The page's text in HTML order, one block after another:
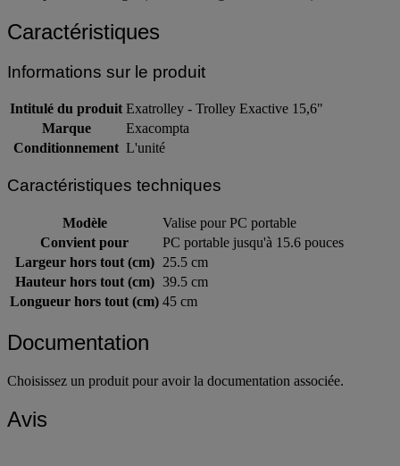
Caractéristiques
Informations sur le produit
Intitulé du produit
Exatrolley - Trolley Exactive 15,6"
Marque
Exacompta
Caractéristiques techniques
Modèle
Valise pour PC portable
Convient pour
PC portable jusqu'à 15.6 pouces
Largeur hors tout (cm)
25.5 cm
Hauteur hors tout (cm)
39.5 cm
Documentation
Avis